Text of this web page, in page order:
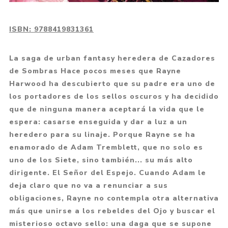
ISBN: 9788419831361
La saga de urban fantasy heredera de Cazadores
de Sombras Hace pocos meses que Rayne
Harwood ha descubierto que su padre era uno de
los portadores de los sellos oscuros y ha decidido
que de ninguna manera aceptará la vida que le
espera: casarse enseguida y dar a luz a un
heredero para su linaje. Porque Rayne se ha
enamorado de Adam Tremblett, que no solo es
uno de los Siete, sino también... su más alto
dirigente. El Señor del Espejo. Cuando Adam le
deja claro que no va a renunciar a sus
obligaciones, Rayne no contempla otra alternativa
más que unirse a los rebeldes del Ojo y buscar el
misterioso octavo sello: una daga que se supone